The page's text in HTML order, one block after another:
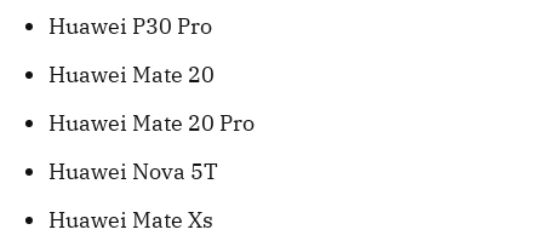
Huawei P30 Pro
Huawei Mate 20
Huawei Mate 20 Pro
Huawei Nova 5T
Huawei Mate Xs